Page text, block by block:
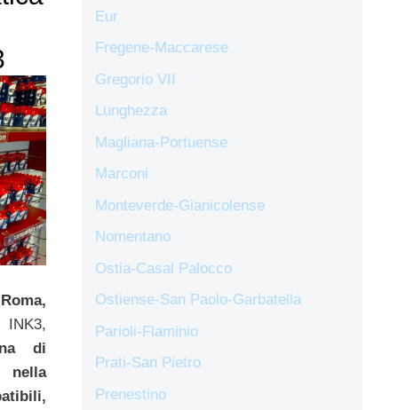
di
nella
Eur
Fregene-Maccarese
Gregorio VII
Lunghezza
Magliana-Portuense
Marconi
Monteverde-Gianicolense
Nomentano
Ostia-Casal Palocco
Ostiense-San Paolo-Garbatella
Parioli-Flaminio
Prati-San Pietro
Prenestino